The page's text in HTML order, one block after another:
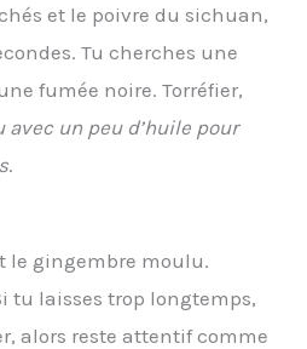
et le poivre du sichuan,
Tu cherches une
fumée noire. Torréfier,
avec un peu d’huile pour
.
le gingembre moulu.
tu laisses trop longtemps,
alors reste attentif comme